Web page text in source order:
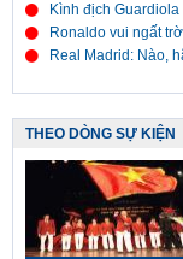
Kình địch
Ronaldo vui ngất
Real Madrid: Nào,
THEO DÒNG SỰ KIỆN